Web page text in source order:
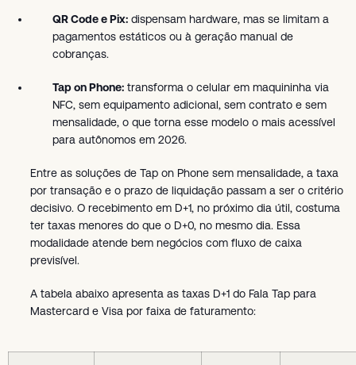
QR Code e Pix: dispensam hardware, mas se limitam a
pagamentos estáticos ou à geração manual de
cobranças.
Tap on Phone: transforma o celular em maquininha via
NFC, sem equipamento adicional, sem contrato e sem
mensalidade, o que torna esse modelo o mais acessível
para autônomos em 2026.
Entre as soluções de Tap on Phone sem mensalidade, a taxa
por transação e o prazo de liquidação passam a ser o critério
decisivo. O recebimento em D+1, no próximo dia útil, costuma
ter taxas menores do que o D+0, no mesmo dia. Essa
modalidade atende bem negócios com fluxo de caixa
previsível.
A tabela abaixo apresenta as taxas D+1 do Fala Tap para
Mastercard e Visa por faixa de faturamento: